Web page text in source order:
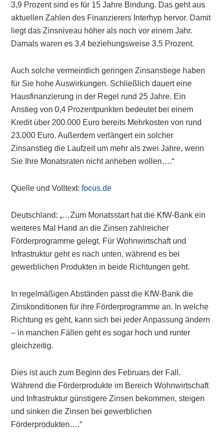
3,9 Prozent sind es für 15 Jahre Bindung. Das geht aus
aktuellen Zahlen des Finanzierers Interhyp hervor. Damit
liegt das Zinsniveau höher als noch vor einem Jahr.
Damals waren es 3,4 beziehungsweise 3,5 Prozent.
Auch solche vermeintlich geringen Zinsanstiege haben
für Sie hohe Auswirkungen. Schließlich dauert eine
Hausfinanzierung in der Regel rund 25 Jahre. Ein
Anstieg von 0,4 Prozentpunkten bedeutet bei einem
Kredit über 200.000 Euro bereits Mehrkosten von rund
23.000 Euro. Außerdem verlängert ein solcher
Zinsanstieg die Laufzeit um mehr als zwei Jahre, wenn
Sie Ihre Monatsraten nicht anheben wollen….“
Quelle und Volltext:focus.de
Deutschland: „…Zum Monatsstart hat die KfW-Bank ein
weiteres Mal Hand an die Zinsen zahlreicher
Förderprogramme gelegt. Für Wohnwirtschaft und
Infrastruktur geht es nach unten, während es bei
gewerblichen Produkten in beide Richtungen geht.
In regelmäßigen Abständen passt die KfW-Bank die
Zinskonditionen für ihre Förderprogramme an. In welche
Richtung es geht, kann sich bei jeder Anpassung ändern
– in manchen Fällen geht es sogar hoch und runter
gleichzeitig.
Dies ist auch zum Beginn des Februars der Fall.
Während die Förderprodukte im Bereich Wohnwirtschaft
und Infrastruktur günstigere Zinsen bekommen, steigen
und sinken die Zinsen bei gewerblichen
Förderprodukten….“